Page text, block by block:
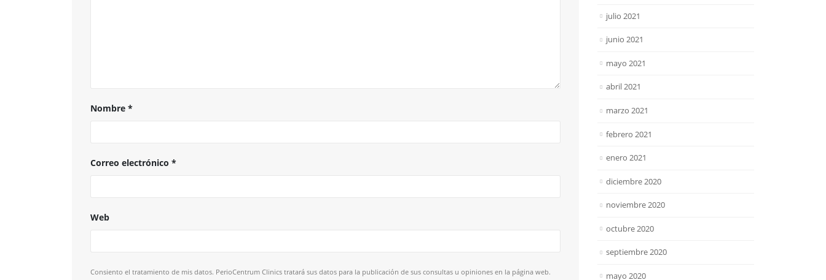
Nombre *
Correo electrónico *
Web
Consiento el tratamiento de mis datos. PerioCentrum Clinics tratará sus datos para la publicación de sus consultas u opiniones en la página web.
julio 2021
junio 2021
mayo 2021
abril 2021
marzo 2021
febrero 2021
enero 2021
diciembre 2020
noviembre 2020
octubre 2020
septiembre 2020
mayo 2020